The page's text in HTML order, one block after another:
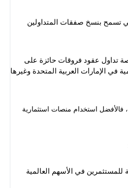
تسمح بنسخ صفقات المتداولين
تداول عقود فروقات حائزة على
في الإمارات العربية المتحدة وغيرها
فالأفضل استخدام منصات استثمارية
للمستثمرين في الأسهم العالمية